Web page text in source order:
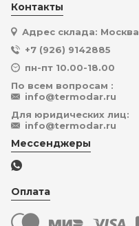
Контакты
Адрес склада:
+7 (926) 9142885
пн-пт 10.00-18.00
По всем вопросам :
info@termodar.ru
Для юридических лиц:
info@termodar.ru
Мессенджеры
Оплата